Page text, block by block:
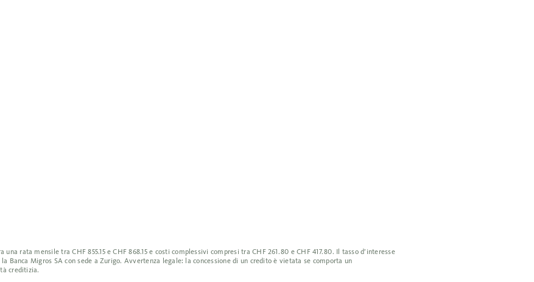
rata mensile tra CHF 855.15 e CHF 868.15 e costi complessivi compresi tra CHF 261.80 e CHF 417.80. Il tasso d’interesse
Migros SA con sede a Zurigo. Avvertenza legale: la concessione di un credito è vietata se comporta un
creditizia.